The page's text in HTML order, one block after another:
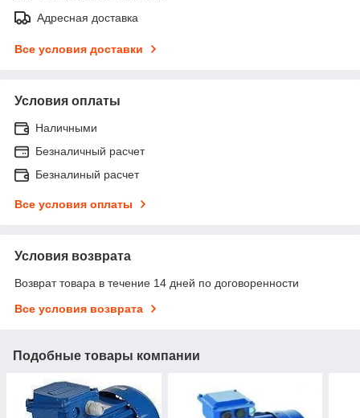
Адресная доставка
Все условия доставки
Условия оплаты
Наличными
Безналичный расчет
Безналиный расчет
Все условия оплаты
Условия возврата
Возврат товара в течение 14 дней по договоренности
Все условия возврата
Подобные товары компании